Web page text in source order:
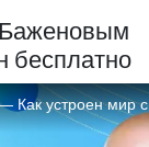
бесплатно